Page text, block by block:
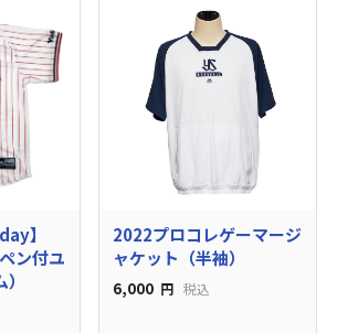
】
ン付ユ
2022プロコレゲーマージ
ャケット（半袖）
6,000 円 税込